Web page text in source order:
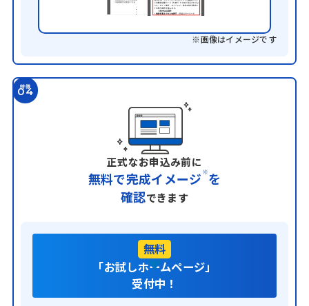
※画像はイメージです
特徴
04
正式なお申込み前に
無料で完成イメージ ※を
確認できます
無料
「お試しホームページ」
受付中！